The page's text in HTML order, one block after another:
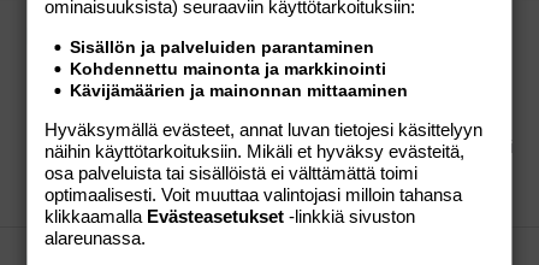
\ Näin myös meillä. Laatu ratkaisee. Pääraaka-aineen
on oltava liha, ei vilja (tai "eläinperäiset" tuotteet).
Käytännössä meillä koirien nappula on myös Eaglea,
aiemmin syötin Nutro Choisea ja tyytyväinen olin
siihenkin. Lisukkeena meidän jäbät (3 kpl welsh corgi
pembrokeja) saavat NEU:ta...
santra
Viesti #6 18.10.2006 Osio:Perhe-elämä
ominaisuuk­sista) seuraaviin käyttötarkoituksiin:
Sisällön ja palveluiden parantaminen
Kohdennettu mainonta ja markkinointi
Kävijämäärien ja mainonnan mittaaminen
Hyväksymällä evästeet, annat luvan tietojesi käsittelyyn
näihin käyttötarkoituksiin. Mikäli et hyväksy evästeitä,
osa palveluista tai sisällöistä ei välttämättä toimi
optimaalisesti. Voit muuttaa valintojasi milloin tahansa
klikkaamalla Evästeasetukset -linkkiä sivuston
alareunassa.